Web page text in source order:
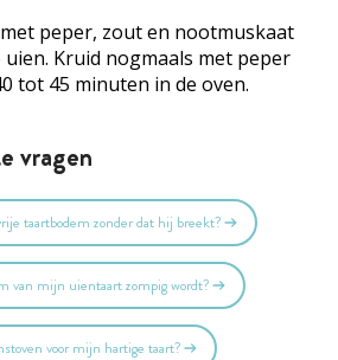
peper, zout en nootmuskaat
Kruid nogmaals met peper
tot 45 minuten in de oven.
vragen
taartbodem zonder dat hij breekt?
van mijn uientaart zompig wordt?
voor mijn hartige taart?